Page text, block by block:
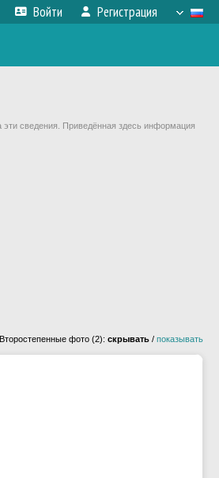
Войти Регистрация
эти сведения. Приведённая здесь информация
Второстепенные фото (2): скрывать / показывать